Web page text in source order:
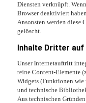
Diensten verknüpft.
Browser deaktiviert
Ansonsten werden diese
gelöscht.
Inhalte Dritter
Unser Internetauftritt
reine Content-Elemente
Widgets (Funktionen wie
und technische
Aus technischen